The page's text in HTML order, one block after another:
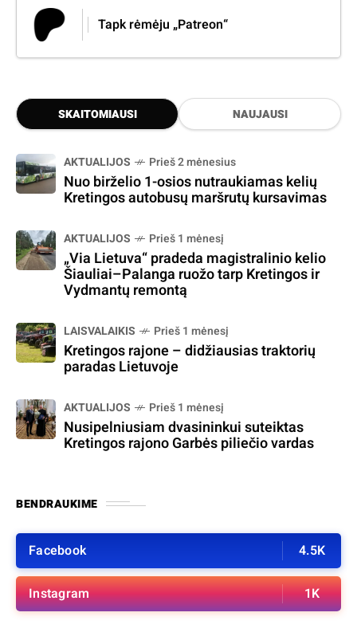
Tapk rėmėju „Patreon“
SKAITOMIAUSI NAUJAUSI
AKTUALIJOS Prieš 2 mėnesius
Nuo birželio 1-osios nutraukiamas kelių
Kretingos autobusų maršrutų kursavimas
AKTUALIJOS Prieš 1 mėnesį
„Via Lietuva“ pradeda magistralinio kelio
Šiauliai–Palanga ruožo tarp Kretingos ir
Vydmantų remontą
LAISVALAIKIS Prieš 1 mėnesį
Kretingos rajone – didžiausias traktorių
paradas Lietuvoje
AKTUALIJOS Prieš 1 mėnesį
Nusipelniusiam dvasininkui suteiktas
Kretingos rajono Garbės piliečio vardas
BENDRAUKIME
Facebook 4.5K
Instagram 1K